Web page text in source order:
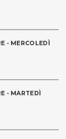
- MERCOLEDÌ
- MARTEDÌ